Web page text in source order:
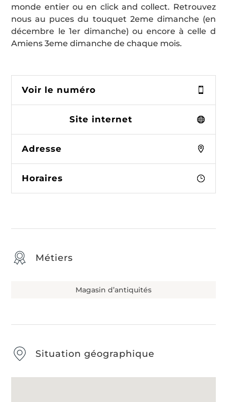
monde entier ou en click and collect. Retrouvez
nous au puces du touquet 2eme dimanche (en
décembre le 1er dimanche) ou encore à celle d
Amiens 3eme dimanche de chaque mois.
Voir le numéro
Site internet
Adresse
Horaires
Métiers
Magasin d’antiquités
Situation géographique